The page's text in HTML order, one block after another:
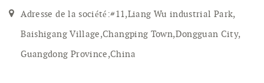
Adresse de la société:#11,Liang Wu industrial Park,
Baishigang Village,Changping Town,Dongguan City,
Guangdong Province,China